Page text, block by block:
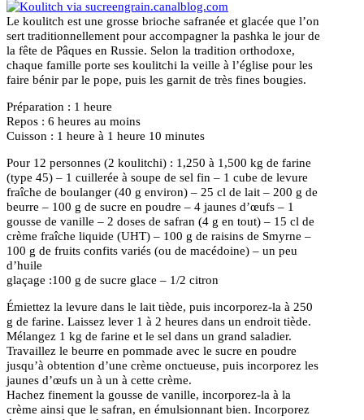
Le koulitch est une grosse brioche safranée et glacée que l’on
sert traditionnellement pour accompagner la pashka le jour de
la fête de Pâques en Russie. Selon la tradition orthodoxe,
chaque famille porte ses koulitchi la veille à l’église pour les
faire bénir par le pope, puis les garnit de très fines bougies.
Préparation : 1 heure
Repos : 6 heures au moins
Cuisson : 1 heure à 1 heure 10 minutes
Pour 12 personnes (2 koulitchi) : 1,250 à 1,500 kg de farine
(type 45) – 1 cuillerée à soupe de sel fin – 1 cube de levure
fraîche de boulanger (40 g environ) – 25 cl de lait – 200 g de
beurre – 100 g de sucre en poudre – 4 jaunes d’œufs – 1
gousse de vanille – 2 doses de safran (4 g en tout) – 15 cl de
crème fraîche liquide (UHT) – 100 g de raisins de Smyrne –
100 g de fruits confits variés (ou de macédoine) – un peu
d’huile
glaçage :100 g de sucre glace – 1/2 citron
Émiettez la levure dans le lait tiède, puis incorporez-la à 250
g de farine. Laissez lever 1 à 2 heures dans un endroit tiède.
Mélangez 1 kg de farine et le sel dans un grand saladier.
Travaillez le beurre en pommade avec le sucre en poudre
jusqu’à obtention d’une crème onctueuse, puis incorporez les
jaunes d’œufs un à un à cette crème.
Hachez finement la gousse de vanille, incorporez-la à la
crème ainsi que le safran, en émulsionnant bien. Incorporez